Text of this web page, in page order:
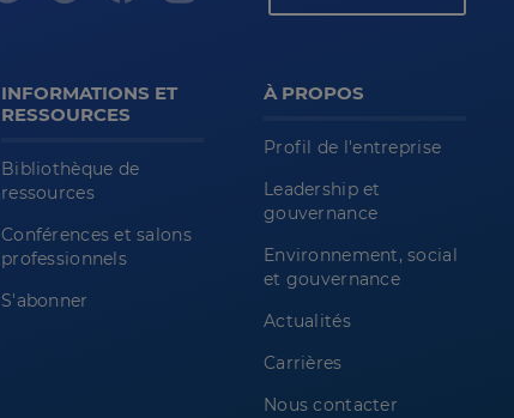
INFORMATIONS ET
RESSOURCES
Bibliothèque de
ressources
Conférences et salons
professionnels
S'abonner
À PROPOS
Profil de l'entreprise
Leadership et
gouvernance
Environnement, social
et gouvernance
Actualités
Carrières
Nous contacter